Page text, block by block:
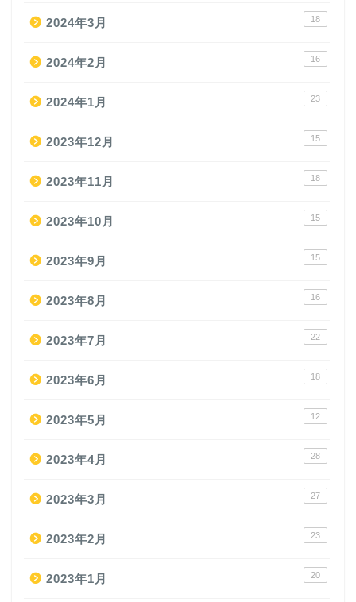
2024年3月 18
2024年2月 16
2024年1月 23
2023年12月 15
2023年11月 18
2023年10月 15
2023年9月 15
2023年8月 16
2023年7月 22
2023年6月 18
2023年5月 12
2023年4月 28
2023年3月 27
2023年2月 23
2023年1月 20